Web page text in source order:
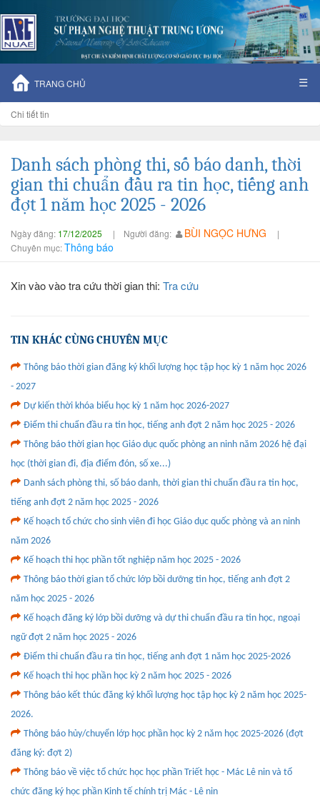
TRANG CHỦ ☰
Chi tiết tin
Danh sách phòng thi, số báo danh, thời
gian thi chuẩn đầu ra tin học, tiếng anh
đợt 1 năm học 2025 - 2026
Ngày đăng: 17/12/2025 | Người đăng: BÙI NGỌC HƯNG |
Chuyên mục:Thông báo
Xin vào vào tra cứu thời gian thi: Tra cứu
TIN KHÁC CÙNG CHUYÊN MỤC
Thông báo thời gian đăng ký khối lượng học tập học kỳ 1 năm học 2026
- 2027
Dự kiến thời khóa biểu học kỳ 1 năm học 2026-2027
Điểm thi chuẩn đầu ra tin học, tiếng anh đợt 2 năm học 2025 - 2026
Thông báo thời gian học Giáo dục quốc phòng an ninh năm 2026 hệ đại
học (thời gian đi, địa điểm đón, số xe...)
Danh sách phòng thi, số báo danh, thời gian thi chuẩn đầu ra tin học,
tiếng anh đợt 2 năm học 2025 - 2026
Kế hoạch tổ chức cho sinh viên đi học Giáo dục quốc phòng và an ninh
năm 2026
Kế hoạch thi học phần tốt nghiệp năm học 2025 - 2026
Thông báo thời gian tổ chức lớp bồi dưỡng tin học, tiếng anh đợt 2
năm học 2025 - 2026
Kế hoạch đăng ký lớp bồi dưỡng và dự thi chuẩn đầu ra tin học, ngoại
ngữ đợt 2 năm học 2025 - 2026
Điểm thi chuẩn đầu ra tin học, tiếng anh đợt 1 năm học 2025-2026
Kế hoạch thi học phần học kỳ 2 năm học 2025 - 2026
Thông báo kết thúc đăng ký khối lượng học tập học kỳ 2 năm học 2025-
2026.
Thông báo hủy/chuyển lớp học phần học kỳ 2 năm học 2025-2026 (đợt
đăng ký: đợt 2)
Thông báo về việc tổ chức học học phần Triết học - Mác Lê nin và tổ
chức đăng ký học phần Kinh tế chính trị Mác - Lê nin